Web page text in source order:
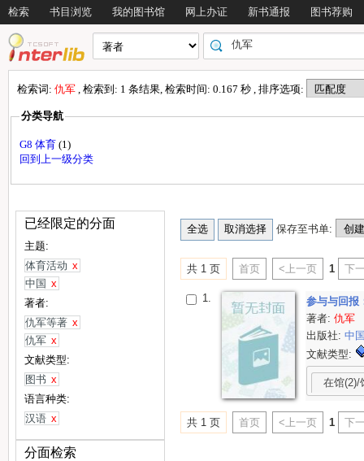
检索 书目浏览 我的图书馆 网上办证 新书通报 图书荐购
检索词: 仇军 , 检索到: 1 条结果, 检索时间: 0.167 秒 , 排序选项:
分类导航
G8 体育 (1)
回到上一级分类
已经限定的分面
主题:
体育活动 x
中国 x
著者:
仇军等著 x
仇军 x
文献类型:
图书 x
语言种类:
汉语 x
分面检索
保存至书单:
共 1 页 首页 <上一页 1 下
1.
参与与回报
著者:仇军
出版社:中
文献类型:
在馆(2)/
共 1 页 首页 <上一页 1 下